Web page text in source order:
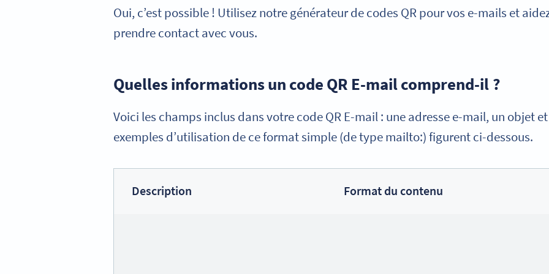
Oui, c’est possible ! Utilisez notre générateur de codes QR pour vos e-mails et
prendre contact avec vous.
Quelles informations un code QR E-mail comprend-il ?
Voici les champs inclus dans votre code QR E-mail : une adresse e-mail, un objet
exemples d’utilisation de ce format simple (de type mailto:) figurent ci-dessous.
Description Format du contenu